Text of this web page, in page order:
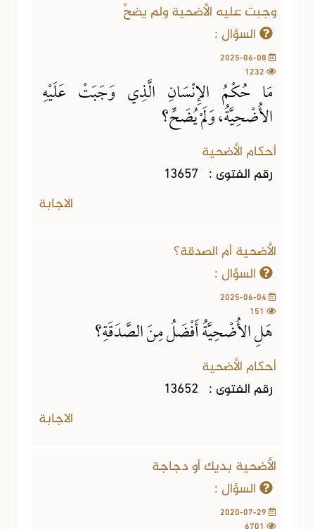
وجبت عليه الأضحية ولم يضحِّ
السؤال :
مَا حُكْمُ الإِنْسَانِ الَّذِي وَجَبَتْ عَلَيْهِ
الأُضْحِيَّةُ، وَلَمْ يُضَحِّ؟
أحكام الأضحية
رقم الفتوى : 13657
الاجابة
الأضحية أم الصدقة؟
السؤال :
هَلِ الأُضْحِيَّةُ أَفْضَلُ مِنَ الصَّدَقَةِ؟
أحكام الأضحية
رقم الفتوى : 13652
الاجابة
الأضحية بديك أو دجاجة
السؤال :